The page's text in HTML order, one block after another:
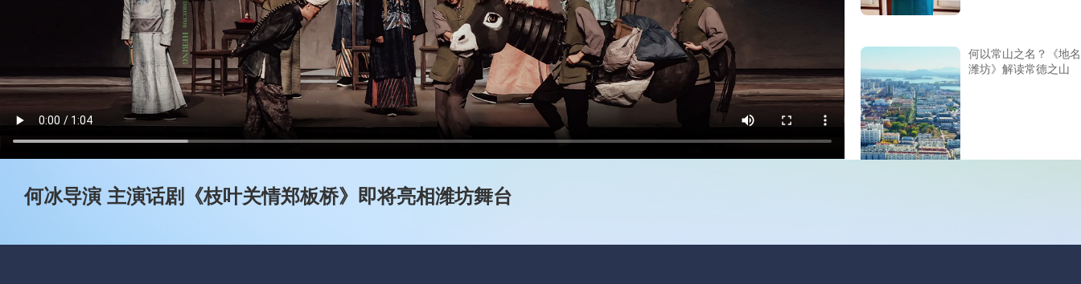
何冰导演 主演话剧《枝叶关情郑板桥》即将亮相潍坊舞台
何以常山之名？《地
潍坊》解读常德之山